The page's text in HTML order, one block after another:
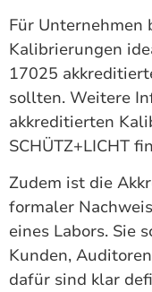
Für Unternehmen
Kalibrierungen
17025
sollten. Weitere
akkreditierten
SCHÜTZ+LICHT
Zudem ist die
formaler
eines Labors. Sie
Kunden,
dafür sind klar